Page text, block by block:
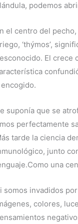
podemos
el centro del
‘thýmos’,
El crece
suponía que se
perfectamente
tarde la ciencia
junto
una
somos invadidos
colores,